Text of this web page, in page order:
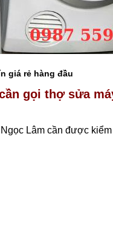
giá rẻ hàng đầu
gọi thợ sửa
Lâm cần được